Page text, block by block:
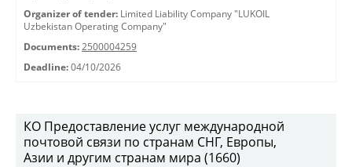
Organizer of tender: Limited Liability Company "LUKOIL
Uzbekistan Operating Company"
Documents: 2500004259
Deadline: 04/10/2026
КО Предоставление услуг международной
почтовой связи по странам СНГ, Европы,
Азии и другим странам мира (1660)